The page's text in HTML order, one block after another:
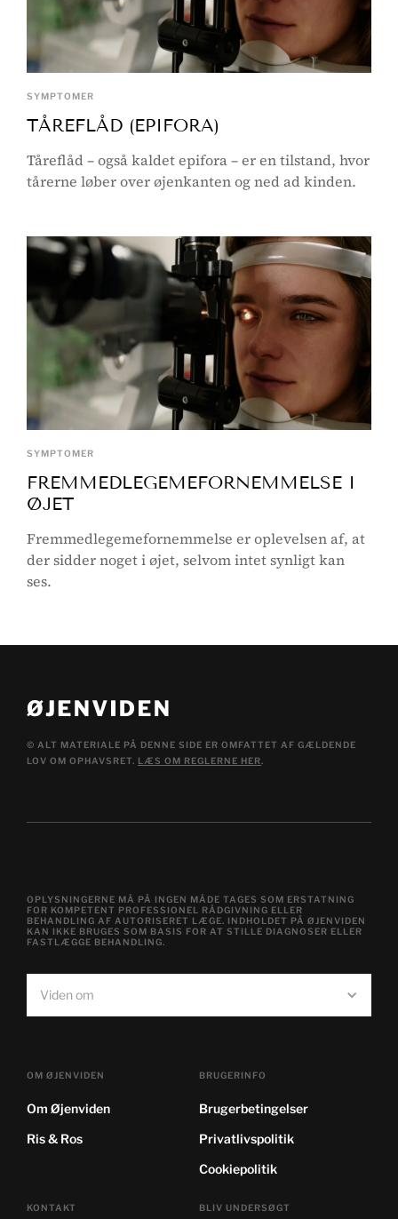
SYMPTOMER
TÅREFLÅD (EPIFORA)
Tåreflåd – også kaldet epifora – er en tilstand, hvor
tårerne løber over øjenkanten og ned ad kinden.
SYMPTOMER
FREMMEDLEGEMEFORNEMMELSE I
ØJET
Fremmedlegemefornemmelse er oplevelsen af, at
der sidder noget i øjet, selvom intet synligt kan
ses.
© ALT MATERIALE PÅ DENNE SIDE ER OMFATTET AF GÆLDENDE
LOV OM OPHAVSRET. LÆS OM REGLERNE HER.
Viden om
OPLYSNINGERNE MÅ PÅ INGEN MÅDE TAGES SOM ERSTATNING
FOR KOMPETENT PROFESSIONEL RÅDGIVNING ELLER
BEHANDLING AF AUTORISERET LÆGE. INDHOLDET PÅ ØJENVIDEN
KAN IKKE BRUGES SOM BASIS FOR AT STILLE DIAGNOSER ELLER
FASTLÆGGE BEHANDLING.
OM ØJENVIDEN
Om Øjenviden
Ris & Ros
BRUGERINFO
Brugerbetingelser
Privatlivspolitik
Cookiepolitik
KONTAKT BLIV UNDERSØGT